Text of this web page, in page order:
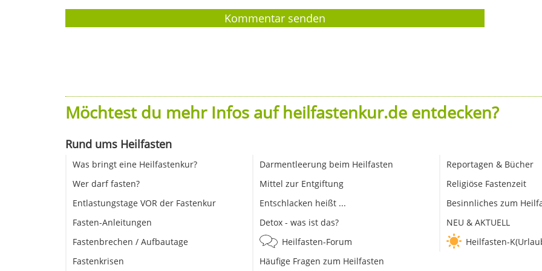
Möchtest du mehr Infos auf heilfastenkur.de entdecken?
Rund ums Heilfasten
Was bringt eine Heilfastenkur?
Wer darf fasten?
Entlastungstage VOR der Fastenkur
Fasten-Anleitungen
Fastenbrechen / Aufbautage
Fastenkrisen
Darmentleerung beim Heilfasten
Mittel zur Entgiftung
Entschlacken heißt ...
Detox - was ist das?
Heilfasten-Forum
Häufige Fragen zum Heilfasten
Reportagen & Bücher
Religiöse Fastenzeit
Besinnliches zum
NEU & AKTUELL
Heilfasten-